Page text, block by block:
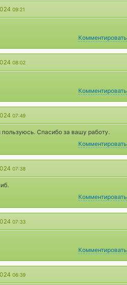
09:21
Комментировать
08:02
Комментировать
07:49
Спасибо за вашу работу.
Комментировать
07:38
Комментировать
07:33
Комментировать
06:39